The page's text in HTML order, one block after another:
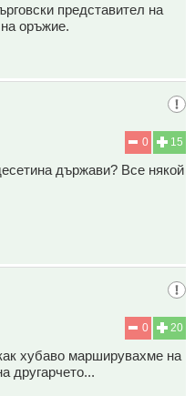
представител на
оръжие.
15
0
държави? Все някой
20
0
хубаво марширувахме на
другарчето...